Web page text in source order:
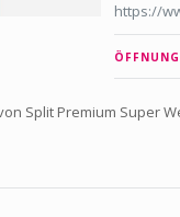
https://
Split Premium Super